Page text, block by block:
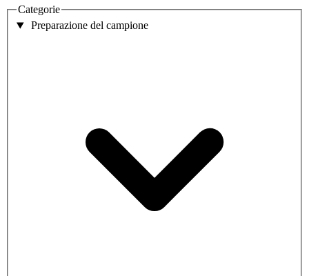
Categorie
Preparazione del campione